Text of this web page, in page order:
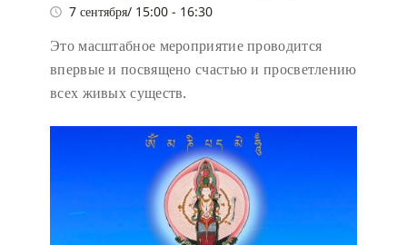
7 сентября/ 15:00 - 16:30
Это масштабное мероприятие проводится
впервые и посвящено счастью и просветлению
всех живых существ.